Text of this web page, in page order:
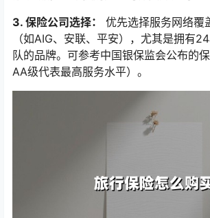
3. 保险公司选择：
优先选择服务网络覆
（如AIG、安联、平安），尤其是拥有
队的品牌。可参考中国银保监会公布的
AA级代表最高服务水平）。